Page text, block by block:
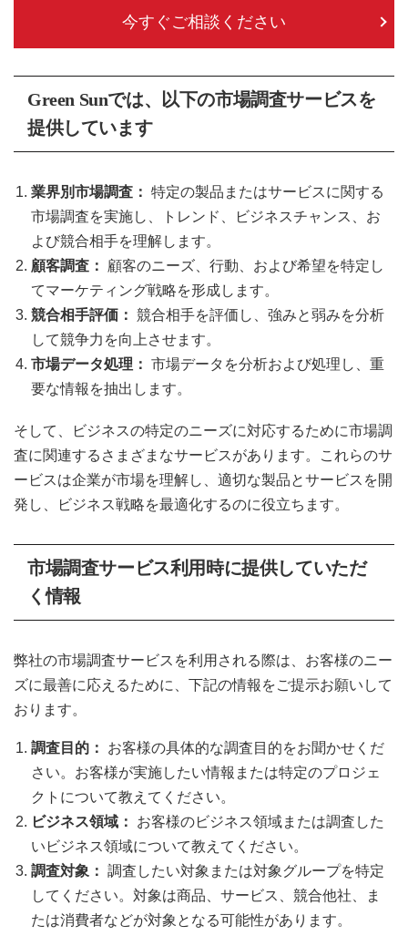
今すぐご相談ください
Green Sunでは、以下の市場調査サービスを
提供しています
業界別市場調査： 特定の製品またはサービスに関する
市場調査を実施し、トレンド、ビジネスチャンス、お
よび競合相手を理解します。
顧客調査：
顧客のニーズ、行動、および希望を特定し
てマーケティング戦略を形成します。
競合相手評価：競合相手を評価し、強みと弱みを分析
して競争力を向上させます。
市場データ処理：市場データを分析および処理し、重
要な情報を抽出します。
そして、ビジネスの特定のニーズに対応するために市場調
査に関連するさまざまなサービスがあります。これらのサ
ービスは企業が市場を理解し、適切な製品とサービスを開
発し、ビジネス戦略を最適化するのに役立ちます。
市場調査サービス利用時に提供していただ
く情報
弊社の市場調査サービスを利用される際は、お客様のニー
ズに最善に応えるために、下記の情報をご提示お願いして
おります。
調査目的： お客様の具体的な調査目的をお聞かせくだ
さい。お客様が実施したい情報または特定のプロジェ
クトについて教えてください。
ビジネス領域： お客様のビジネス領域または調査した
いビジネス領域について教えてください。
調査対象： 調査したい対象または対象グループを特定
してください。対象は商品、サービス、競合他社、ま
たは消費者などが対象となる可能性があります。